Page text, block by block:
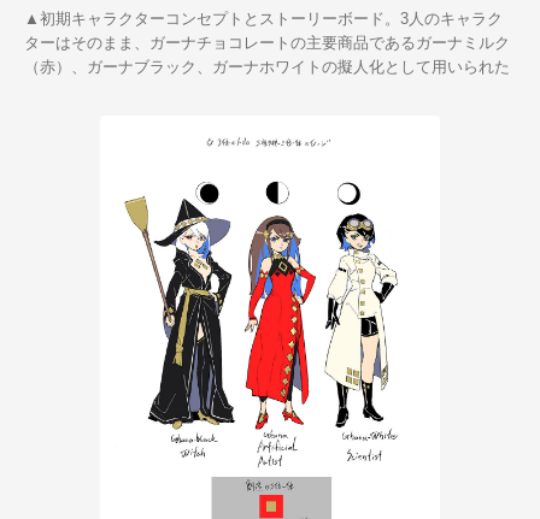
▲初期キャラクターコンセプトとストーリーボード。3人のキャラク
ターはそのまま、ガーナチョコレートの主要商品であるガーナミルク
（赤）、ガーナブラック、ガーナホワイトの擬人化として用いられた